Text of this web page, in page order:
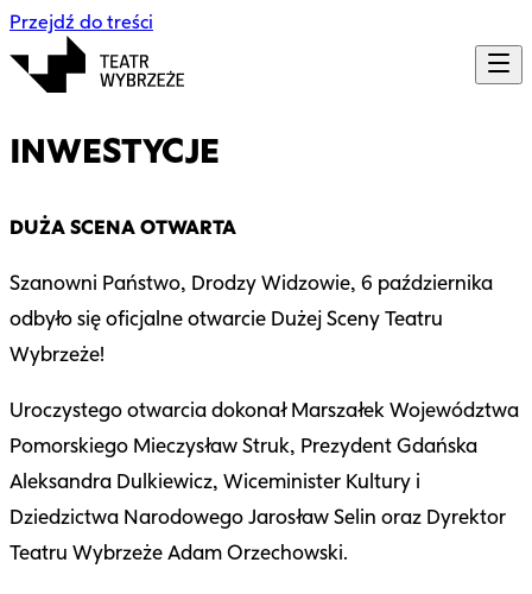
Przejdź do treści
INWESTYCJE
DUŻA SCENA OTWARTA
Szanowni Państwo, Drodzy Widzowie, 6 października
odbyło się oficjalne otwarcie Dużej Sceny Teatru
Wybrzeże!
Uroczystego otwarcia dokonał Marszałek Województwa
Pomorskiego Mieczysław Struk, Prezydent Gdańska
Aleksandra Dulkiewicz, Wiceminister Kultury i
Dziedzictwa Narodowego Jarosław Selin oraz Dyrektor
Teatru Wybrzeże Adam Orzechowski.